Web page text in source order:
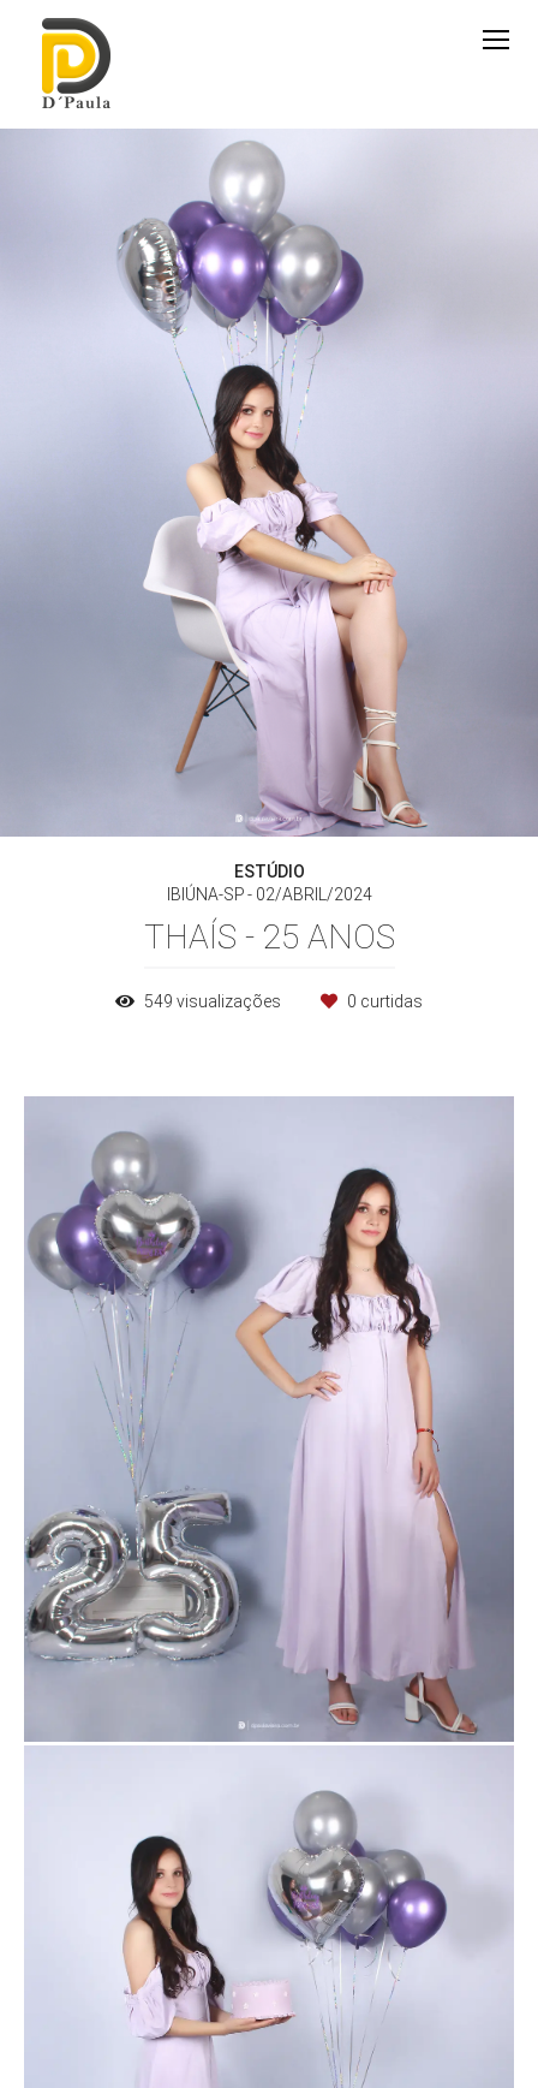
ESTÚDIO
IBIÚNA-SP
02/ABRIL/2024
THAÍS - 25 ANOS
549 visualizações 0 curtidas